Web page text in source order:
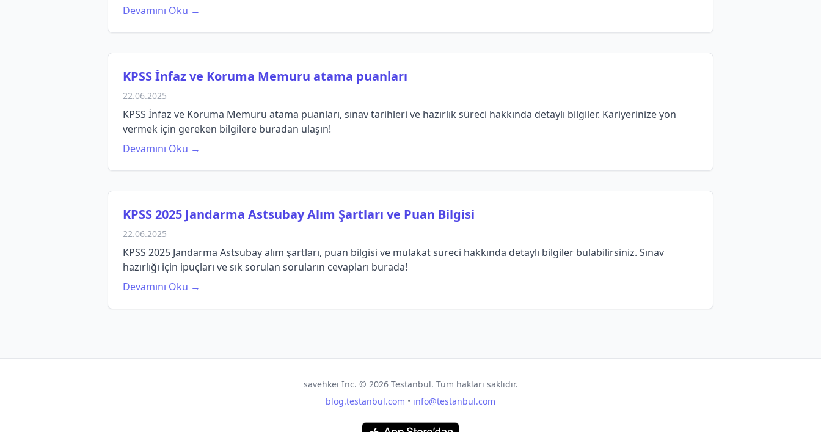
Devamını Oku →
KPSS İnfaz ve Koruma Memuru atama puanları
22.06.2025
KPSS İnfaz ve Koruma Memuru atama puanları, sınav tarihleri ve hazırlık süreci hakkında detaylı bilgiler. Kariyerinize yön
vermek için gereken bilgilere buradan ulaşın!
Devamını Oku →
KPSS 2025 Jandarma Astsubay Alım Şartları ve Puan Bilgisi
22.06.2025
KPSS 2025 Jandarma Astsubay alım şartları, puan bilgisi ve mülakat süreci hakkında detaylı bilgiler bulabilirsiniz. Sınav
hazırlığı için ipuçları ve sık sorulan soruların cevapları burada!
Devamını Oku →
savehkei Inc. © 2026Testanbul. Tüm hakları saklıdır.
blog.testanbul.com • info@testanbul.com